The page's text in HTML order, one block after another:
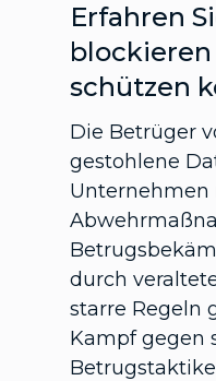
Erfahren
schützen
Die Betrüger
gestohlene
Unternehmen
durch
starre Regeln
Kampf gegen